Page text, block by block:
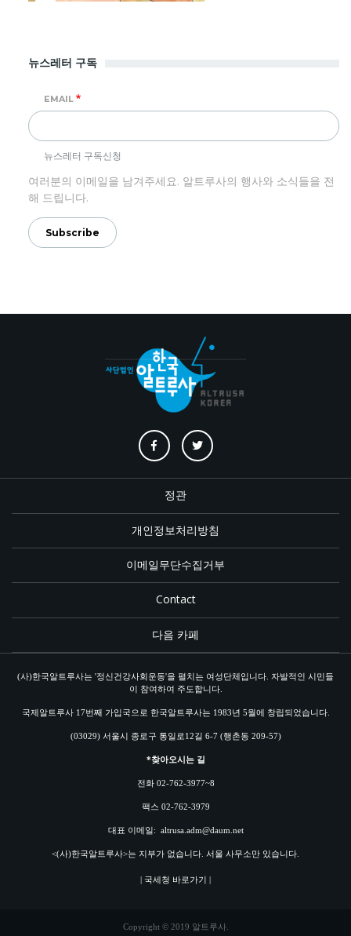
뉴스레터 구독
EMAIL
뉴스레터 구독신청
여러분의 이메일을 남겨주세요. 알트루사의 행사와 소식들을 전
해 드립니다.
정관
개인정보처리방침
이메일무단수집거부
Contact
다음 카페
(사)한국알트루사는 '정신건강사회운동'을 펼치는 여성단체입니다. 자발적인 시민들
이 참여하여 주도합니다.
국제알트루사 17번째 가입국으로 한국알트루사는 1983년 5월에 창립되었습니다.
(03029) 서울시 종로구 통일로12길 6-7 (행촌동 209-57)
*찾아오시는 길
전화 02-762-3977~8
팩스 02-762-3979
대표 이메일: altrusa.adm@daum.net
<(사)한국알트루사>는 지부가 없습니다. 서울 사무소만 있습니다.
| 국세청 바로가기 |
Copyright © 2019 알트루사.